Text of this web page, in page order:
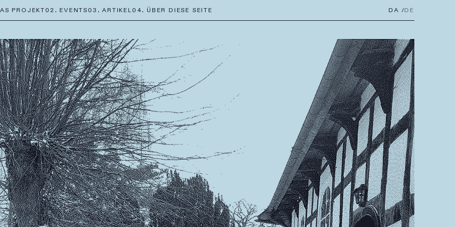
PROJEKT02. EVENTS03. ARTIKEL04. ÜBER DIESE SEITE DA DE